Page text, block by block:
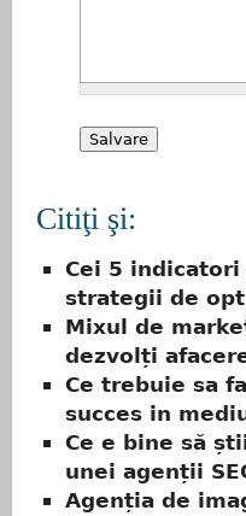
Citiţi şi:
Cei 5
strategii de
Mixul de
dezvolți
Ce trebuie sa
succes in
Ce e bine să
unei agenții
Agenția de